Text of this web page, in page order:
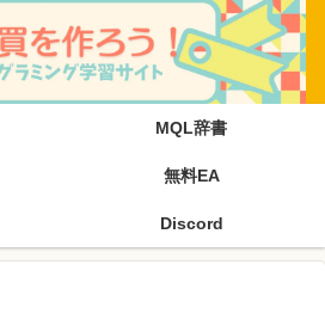
MQL辞書
無料EA
Discord